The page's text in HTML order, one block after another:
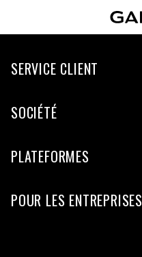
SERVICE CLIENT
SOCIÉTÉ
PLATEFORMES
POUR LES ENTREPRISES